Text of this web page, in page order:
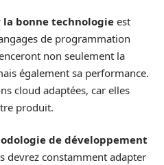
la bonne technologie est
de programmation
non seulement la
également sa performance.
cloud adaptées, car elles
produit.
de développement
devrez constamment adapter